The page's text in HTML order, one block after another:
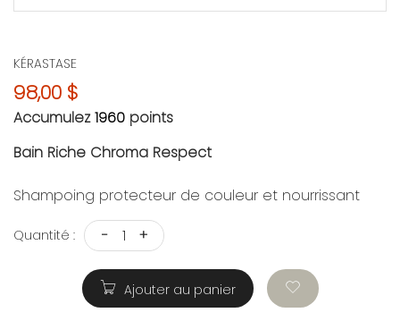
KÉRASTASE
98,00 $
Accumulez1960 points
Bain Riche Chroma Respect
Shampoing protecteur de couleur et nourrissant
Quantité : - +
Ajouter au panier